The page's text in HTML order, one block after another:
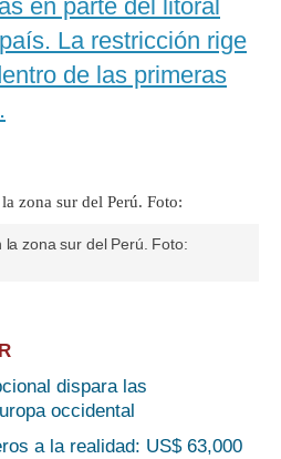
en parte del litoral
La restricción rige
de las primeras
zona sur del Perú. Foto:
dispara las
occidental
a la realidad: US$ 63,000